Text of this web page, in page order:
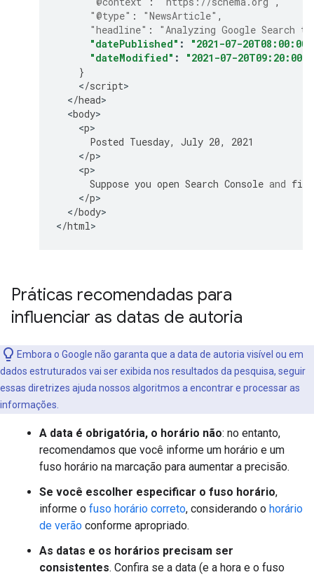
"@type" : "NewsArticle" ,
"headline" :
"Analyzing Google Search
"datePublished" :
"2021-07-
"dateModified" :
"2021-07-
}
</script
</head
<body
<p
Posted Tuesday, July 20,
2021
</p
<p
Suppose you open Search Console and find
</p
</body>
</html>
Práticas recomendadas para
influenciar as datas de autoria
Embora o Google não garanta que a data de autoria visível ou em
dados estruturados vai ser exibida nos resultados da pesquisa, seguir
essas diretrizes ajuda nossos algoritmos a encontrar e processar as
informações.
A data é obrigatória, o horário não: no entanto,
recomendamos que você informe um horário e um
fuso horário na marcação para aumentar a precisão.
Se você escolher especificar o fuso horário,
informe o fuso horário correto, considerando o horário
de verão conforme apropriado.
As datas e os horários precisam ser
consistentes. Confira se a data (e a hora e o fuso